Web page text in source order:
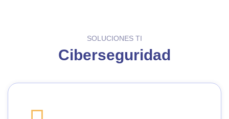
SOLUCIONES TI
Ciberseguridad